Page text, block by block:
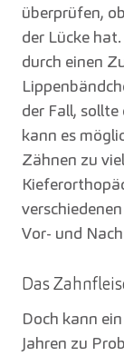
überprüfen,
der Lücke
durch einen
der Fall,
kann es
Zähnen zu
Vor- und
Das
Doch kann
Jahren zu